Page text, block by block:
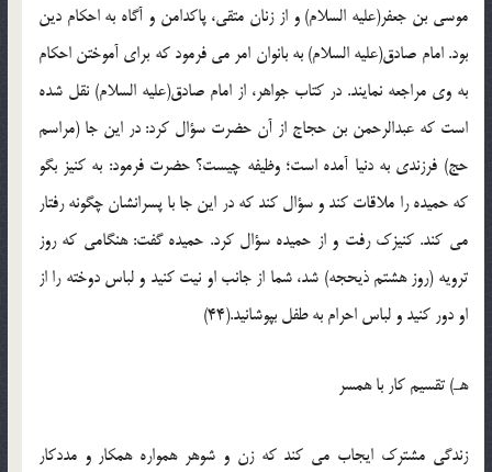
موسي بن جعفر(عليه السلام) و از زنان متقي، پاکدامن و آگاه به احکام دين
بود. امام صادق(عليه السلام) به بانوان امر مي فرمود که براي آموختن احکام
به وي مراجعه نمايند. در کتاب جواهر، از امام صادق(عليه السلام) نقل شده
است که عبدالرحمن بن حجاج از آن حضرت سؤال کرد: در اين جا (مراسم
حج) فرزندي به دنيا آمده است؛ وظيفه چيست؟ حضرت فرمود: به کنيز بگو
که حميده را ملاقات کند و سؤال کند که در اين جا با پسرانشان چگونه رفتار
مي کند. کنيزک رفت و از حميده سؤال کرد. حميده گفت: هنگامي که روز
ترويه (روز هشتم ذيحجه) شد، شما از جانب او نيت کنيد و لباس دوخته را از
او دور کنيد و لباس احرام به طفل بپوشانيد.(44)
هـ) تقسيم کار با همسر
زندگي مشترک ايجاب مي کند که زن و شوهر همواره همکار و مددکار